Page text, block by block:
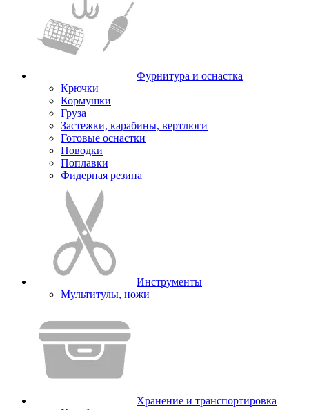
Фурнитура и оснастка
Крючки
Кормушки
Груза
Застежки, карабины, вертлюги
Готовые оснастки
Поводки
Поплавки
Фидерная резина
Инструменты
Мультитулы, ножи
Хранение и транспортировка